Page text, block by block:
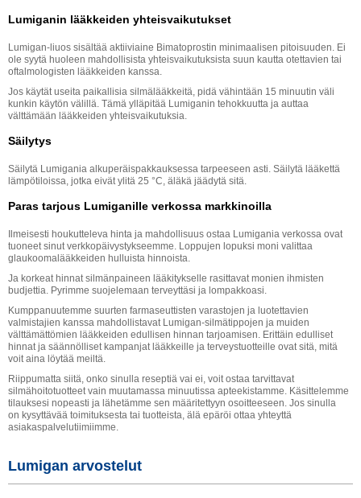
Lumiganin lääkkeiden yhteisvaikutukset
Lumigan-liuos sisältää aktiiviaine Bimatoprostin minimaalisen pitoisuuden. Ei
ole syytä huoleen mahdollisista yhteisvaikutuksista suun kautta otettavien tai
oftalmologisten lääkkeiden kanssa.
Jos käytät useita paikallisia silmälääkkeitä, pidä vähintään 15 minuutin väli
kunkin käytön välillä. Tämä ylläpitää Lumiganin tehokkuutta ja auttaa
välttämään lääkkeiden yhteisvaikutuksia.
Säilytys
Säilytä Lumigania alkuperäispakkauksessa tarpeeseen asti. Säilytä lääkettä
lämpötiloissa, jotka eivät ylitä 25 °C, äläkä jäädytä sitä.
Paras tarjous Lumiganille verkossa markkinoilla
Ilmeisesti houkutteleva hinta ja mahdollisuus ostaa Lumigania verkossa ovat
tuoneet sinut verkkopäivystykseemme. Loppujen lopuksi moni valittaa
glaukoomalääkkeiden hulluista hinnoista.
Ja korkeat hinnat silmänpaineen lääkitykselle rasittavat monien ihmisten
budjettia. Pyrimme suojelemaan terveyttäsi ja lompakkoasi.
Kumppanuutemme suurten farmaseuttisten varastojen ja luotettavien
valmistajien kanssa mahdollistavat Lumigan-silmätippojen ja muiden
välttämättömien lääkkeiden edullisen hinnan tarjoamisen. Erittäin edulliset
hinnat ja säännölliset kampanjat lääkkeille ja terveystuotteille ovat sitä, mitä
voit aina löytää meiltä.
Riippumatta siitä, onko sinulla reseptiä vai ei, voit ostaa tarvittavat
silmähoitotuotteet vain muutamassa minuutissa apteekistamme. Käsittelemme
tilauksesi nopeasti ja lähetämme sen määritettyyn osoitteeseen. Jos sinulla
on kysyttävää toimituksesta tai tuotteista, älä epäröi ottaa yhteyttä
asiakaspalvelutiimiimme.
Lumigan arvostelut